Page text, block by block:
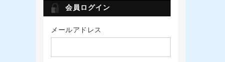
会員ログイン
メールアドレス